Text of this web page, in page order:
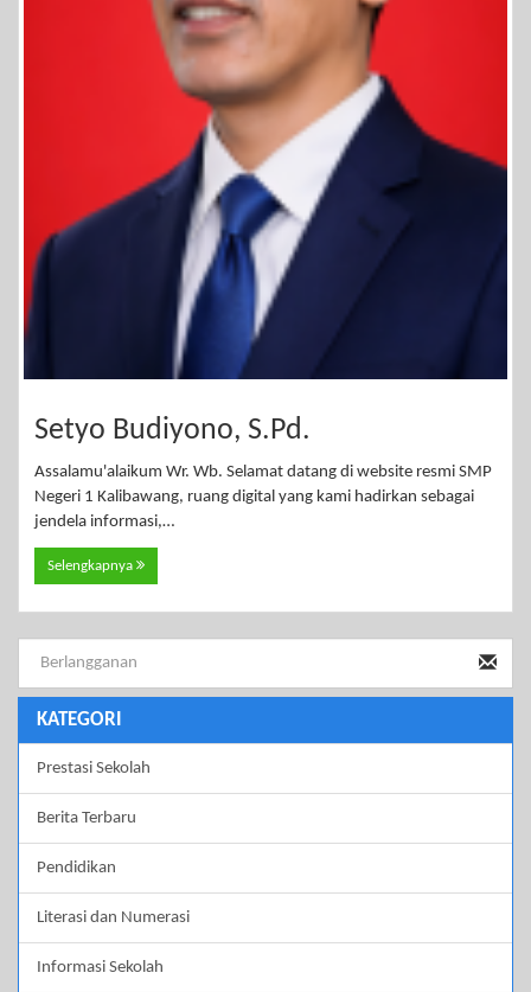
Setyo Budiyono, S.Pd.
Assalamu'alaikum Wr. Wb. Selamat datang di website resmi SMP
Negeri 1 Kalibawang, ruang digital yang kami hadirkan sebagai
jendela informasi,…
Selengkapnya
KATEGORI
Prestasi Sekolah
Berita Terbaru
Pendidikan
Literasi dan Numerasi
Informasi Sekolah